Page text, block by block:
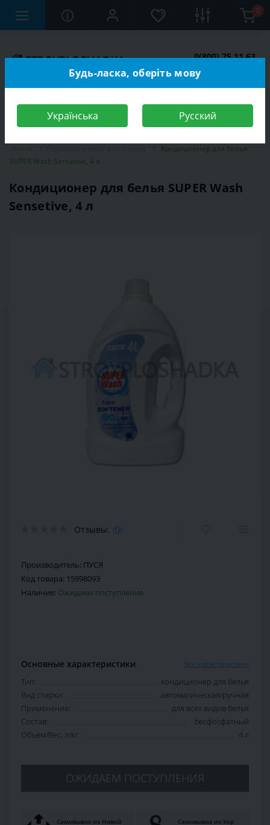
0
0(800) 75 11 63
Кондиционер для белья
SUPER Wash Sensetive, 4 л
Кондиционер для белья SUPER Wash
Sensetive, 4 л
Отзывы: (0)
Производитель: ПУСЯ
Код товара: 15998093
Наличие: Ожидаем поступления
Основные характеристики Все характеристики
Тип:
кондиционер для белья
Вид стирки:
автоматическая/ручная
Применение:
для всех видов белья
Состав:
бесфосфатный
Объем/Вес, л/кг:
4 л
ОЖИДАЕМ ПОСТУПЛЕНИЯ
Самовывоз из Новой
Самовывоз из Укр
Будь-ласка, оберіть мову
Українська Русский